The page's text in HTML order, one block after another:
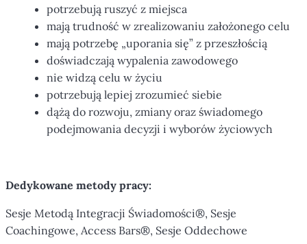
potrzebują ruszyć z miejsca
mają trudność w zrealizowaniu założonego celu
mają potrzebę „uporania się” z przeszłością
doświadczają wypalenia zawodowego
nie widzą celu w życiu
potrzebują lepiej zrozumieć siebie
dążą do rozwoju, zmiany oraz świadomego
podejmowania decyzji i wyborów życiowych
Dedykowane metody pracy:
Sesje Metodą Integracji Świadomości®, Sesje
Coachingowe, Access Bars®, Sesje Oddechowe